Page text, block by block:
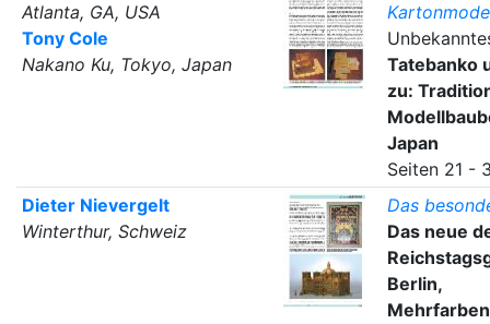
Atlanta, GA, USA
Tony Cole
Nakano Ku, Tokyo, Japan
Tatebanko
zu:
Japan
Seiten 21 -
Dieter Nievergelt
Winterthur, Schweiz
Das
Das neue
Berlin,